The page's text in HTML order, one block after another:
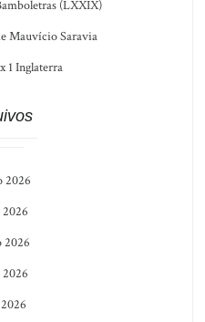
(LXXIX)
Mauvício Saravia
1 Inglaterra
2026
2026